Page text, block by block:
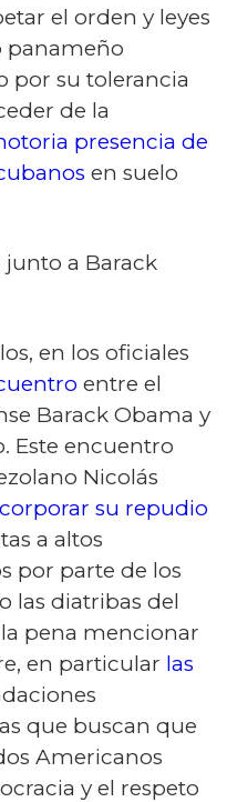
el orden y leyes
panameño
por su tolerancia
de la
presencia de
en suelo
en los oficiales
entre el
Barack Obama y
Este encuentro
Nicolás
su repudio
a altos
por parte de los
las diatribas del
pena mencionar
en particular las
que buscan que
Americanos
y el respeto